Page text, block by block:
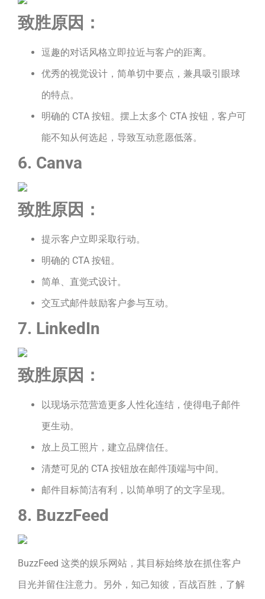
致胜原因：
逗趣的对话风格立即拉近与客户的距离。
优秀的视觉设计，简单切中要点，兼具吸引眼球
的特点。
明确的 CTA 按钮。摆上太多个 CTA 按钮，客户可
能不知从何选起，导致互动意愿低落。
6. Canva
致胜原因：
提示客户立即采取行动。
明确的 CTA 按钮。
简单、直觉式设计。
交互式邮件鼓励客户参与互动。
7. LinkedIn
致胜原因：
以现场示范营造更多人性化连结，使得电子邮件
更生动。
放上员工照片，建立品牌信任。
清楚可见的 CTA 按钮放在邮件顶端与中间。
邮件目标简洁有利，以简单明了的文字呈现。
8. BuzzFeed
BuzzFeed 这类的娱乐网站，其目标始终放在抓住客户
目光并留住注意力。另外，知己知彼，百战百胜，了解